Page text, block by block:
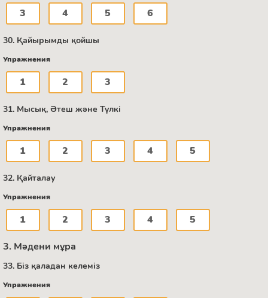
3 4 5 6
30. Қайырымды қойшы
Упражнения
1 2 3
31. Мысық, Әтеш және Түлкі
Упражнения
1 2 3 4 5
32. Қайталау
Упражнения
1 2 3 4 5
3. Мәдени мұра
33. Біз қаладан келеміз
Упражнения